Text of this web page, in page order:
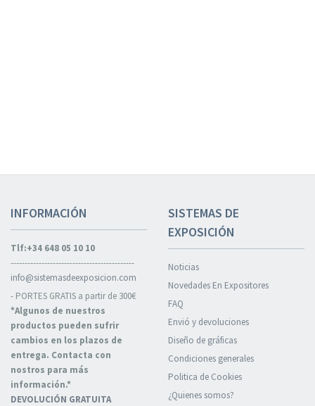
INFORMACIÓN
Tlf:+34 648 05 10 10
--------------------------------------------
info@sistemasdeexposicion.com
- PORTES GRATIS a partir de 300€
*Algunos de nuestros
productos pueden sufrir
cambios en los plazos de
entrega. Contacta con
nostros para más
información.*
DEVOLUCIÓN GRATUITA
SISTEMAS DE
EXPOSICIÓN
Noticias
Novedades En Expositores
FAQ
Envió y devoluciones
Diseño de gráficas
Condiciones generales
Politica de Cookies
¿Quienes somos?